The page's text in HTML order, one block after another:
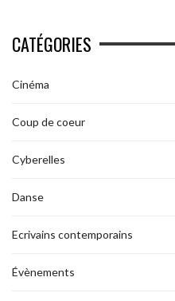
CATÉGORIES
Cinéma
Coup de coeur
Cyberelles
Danse
Ecrivains contemporains
Évènements